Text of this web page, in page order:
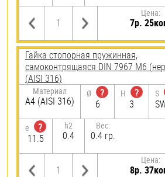
Цена:
7р.
Гайка стопорная пружинная,
самоконтрящаяся DIN 7967 М6
(AISI 316)
Материал
A4 (AISI 316)
Ø
?
6
H
?
3
S
e
?
11.5
h2
0.4
Вес:
0.4 гр.
Цена:
8р.